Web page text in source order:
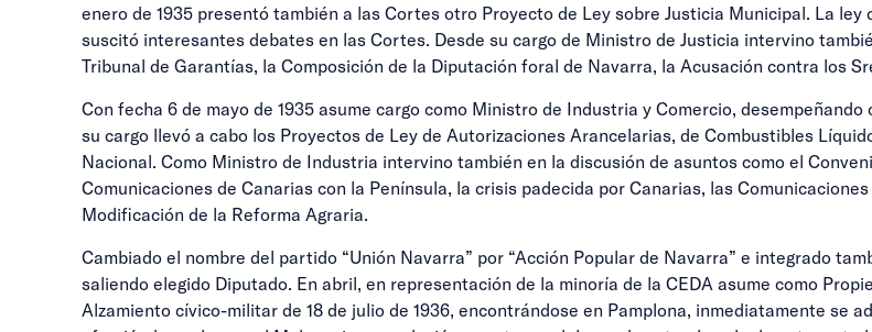
enero de 1935 presentó también a las Cortes otro Proyecto de Ley sobre Justicia Municipal. La
suscitó interesantes debates en las Cortes. Desde su cargo de Ministro de Justicia intervino
Tribunal de Garantías, la Composición de la Diputación foral de Navarra, la Acusación contra los
Con fecha 6 de mayo de 1935 asume cargo como Ministro de Industria y Comercio,
su cargo llevó a cabo los Proyectos de Ley de Autorizaciones Arancelarias, de Combustibles
Nacional. Como Ministro de Industria intervino también en la discusión de asuntos como el
Comunicaciones de Canarias con la Península, la crisis padecida por Canarias, las
Modificación de la Reforma Agraria.
Cambiado el nombre del partido “Unión Navarra” por “Acción Popular de Navarra” e integrado
saliendo elegido Diputado. En abril, en representación de la minoría de la CEDA asume como
Alzamiento cívico-militar de 18 de julio de 1936, encontrándose en Pamplona, inmediatamente se